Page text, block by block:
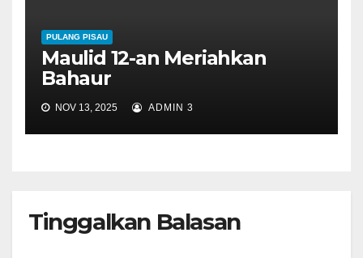
PULANG PISAU
Maulid 12-an Meriahkan
Bahaur
NOV 13, 2025 ADMIN 3
Tinggalkan Balasan